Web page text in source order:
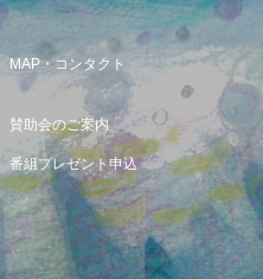
MAP・コンタクト
賛助会のご案内
番組プレゼント申込